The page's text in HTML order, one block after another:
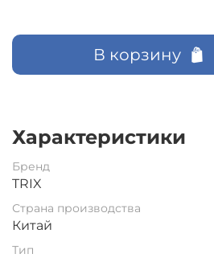
В корзину
Характеристики
Бренд
TRIX
Страна производства
Китай
Тип